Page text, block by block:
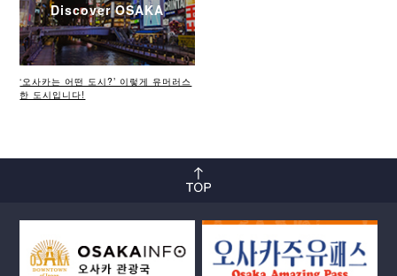
Discover OSAKA
‘오사카는 어떤 도시?’ 이렇게 유머러스
한 도시입니다!